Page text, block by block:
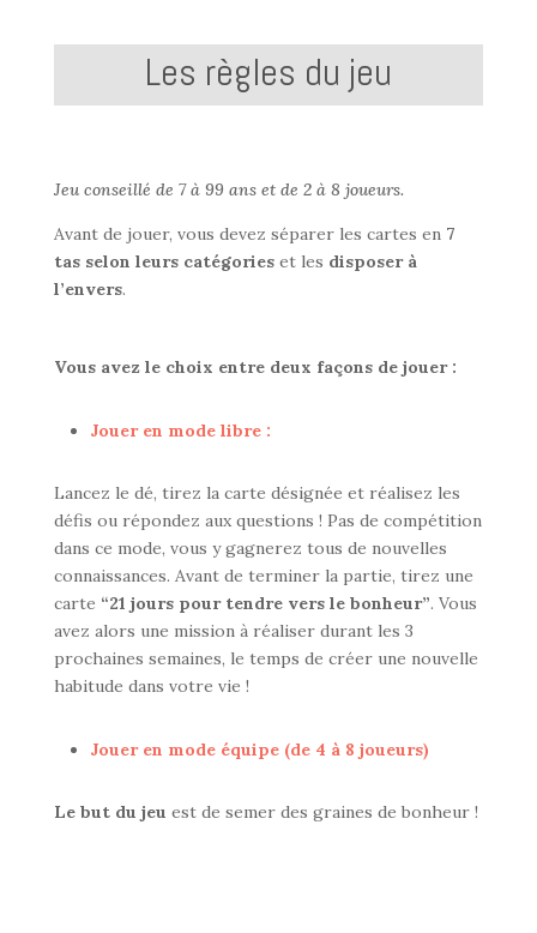
+
cartes
Les règles du jeu
Jeu conseillé de 7 à 99 ans et de 2 à 8 joueurs.
Avant de jouer, vous devez séparer les cartes en 7
tas selon leurs catégories et les disposer à
l’envers.
Vous avez le choix entre deux façons de jouer :
Jouer en mode libre :
Lancez le dé, tirez la carte désignée et réalisez les
défis ou répondez aux questions ! Pas de compétition
dans ce mode, vous y gagnerez tous de nouvelles
connaissances. Avant de terminer la partie, tirez une
carte “21 jours pour tendre vers le bonheur”. Vous
avez alors une mission à réaliser durant les 3
prochaines semaines, le temps de créer une nouvelle
habitude dans votre vie !
Jouer en mode équipe (de 4 à 8 joueurs)
Le but du jeu est de semer des graines de bonheur !